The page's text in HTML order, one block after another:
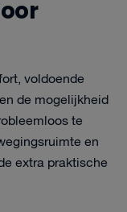
voldoende
de mogelijkheid
te
en
extra praktische